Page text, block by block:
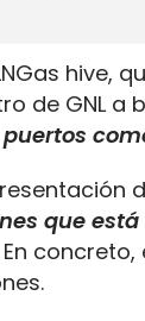
hive,
de GNL a
que
En